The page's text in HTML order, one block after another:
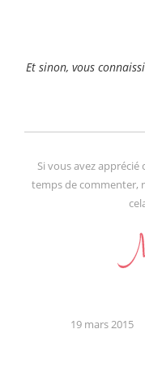
Et sinon, vous
Si vous avez
temps de commenter,
19 mars 2015